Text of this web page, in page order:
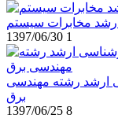
مخابرات سیستم
1397/06/30 1
ارشد رشته مهندسی
برق
1397/06/25 8